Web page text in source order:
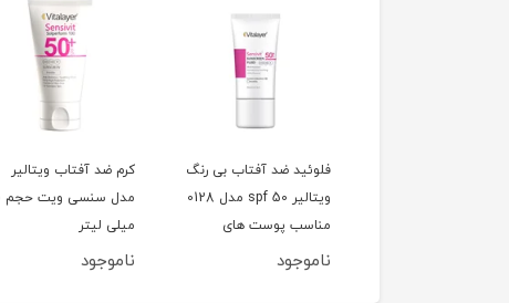
فلوئید ضد آفتاب بی رنگ
ویتالیر spf 50 مدل 0128
مناسب پوست های
ناموجود
کرم ضد آفتاب ویتالیر
میلی لیتر
ناموجود